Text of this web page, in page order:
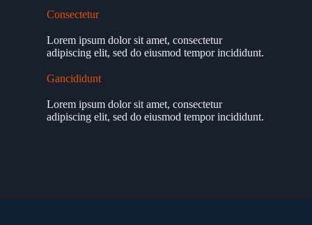
Consectetur
Lorem ipsum dolor sit amet, consectetur
adipiscing elit, sed do eiusmod tempor incididunt.
Gancididunt
Lorem ipsum dolor sit amet, consectetur
adipiscing elit, sed do eiusmod tempor incididunt.